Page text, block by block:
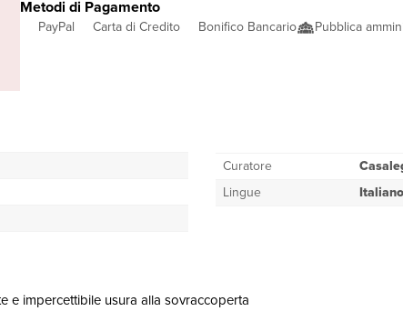
Metodi di Pagamento
PayPal Carta di Credito Bonifico Bancario Pubblica
Curatore
Lingue
Italiano
e impercettibile usura alla sovraccoperta